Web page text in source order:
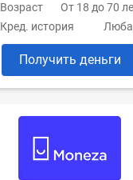
Возраст
От 18 до 70
Кред. история
Получить деньги